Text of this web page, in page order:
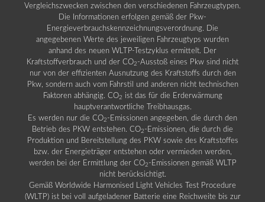
Vergleichszwecken zwischen den verschiedenen Fahrzeugtypen.
Die Informationen erfolgen gemäß der Pkw-
Energieverbrauchskennzeichnungsverordnung. Die
angegebenen Werte des jeweiligen Fahrzeugtyps wurden
anhand des neuen WLTP-Testzyklus ermittelt. Der
Kraftstoffverbrauch und der CO2 -Ausstoß eines Pkw sind nicht
nur von der effizienten Ausnutzung des Kraftstoffs durch den
Pkw, sondern auch vom Fahrstil und anderen nicht technischen
Faktoren abhängig. CO2 ist das für die Erderwärmung
hauptverantwortliche Treibhausgas.
Es werden nur die CO2 -Emissionen angegeben, die durch den
Betrieb des PKW entstehen. CO2 -Emissionen, die durch die
Produktion und Bereitstellung des PKW sowie des Kraftstoffes
bzw. der Energieträger entstehen oder vermieden werden,
werden bei der Ermittlung der CO2 -Emissionen gemäß WLTP
nicht berücksichtigt.
Gemäß Worldwide Harmonised Light Vehicles Test Procedure
(WLTP) ist bei voll aufgeladener Batterie eine Reichweite bis zur